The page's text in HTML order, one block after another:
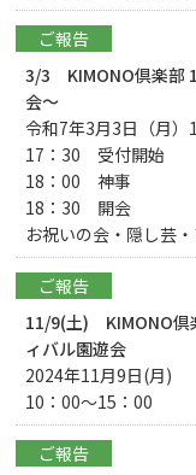
ご報告
3/3 KIMONO倶楽部
会～
令和7年3月3日（月）
17：30 受付開始
18：00 神事
18：30 開会
お祝いの会・隠し芸
ご報告
11/9(土) KIMONO倶
ィバル園遊会
2024年11月9日(月)
10：00～15：00
ご報告